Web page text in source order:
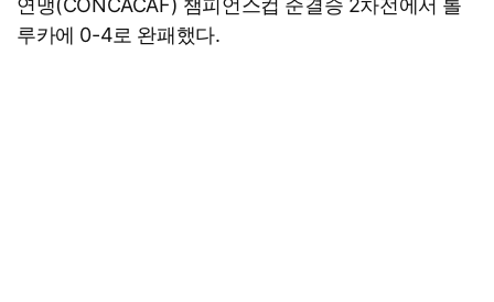
루카에 0-4로 완패했다.